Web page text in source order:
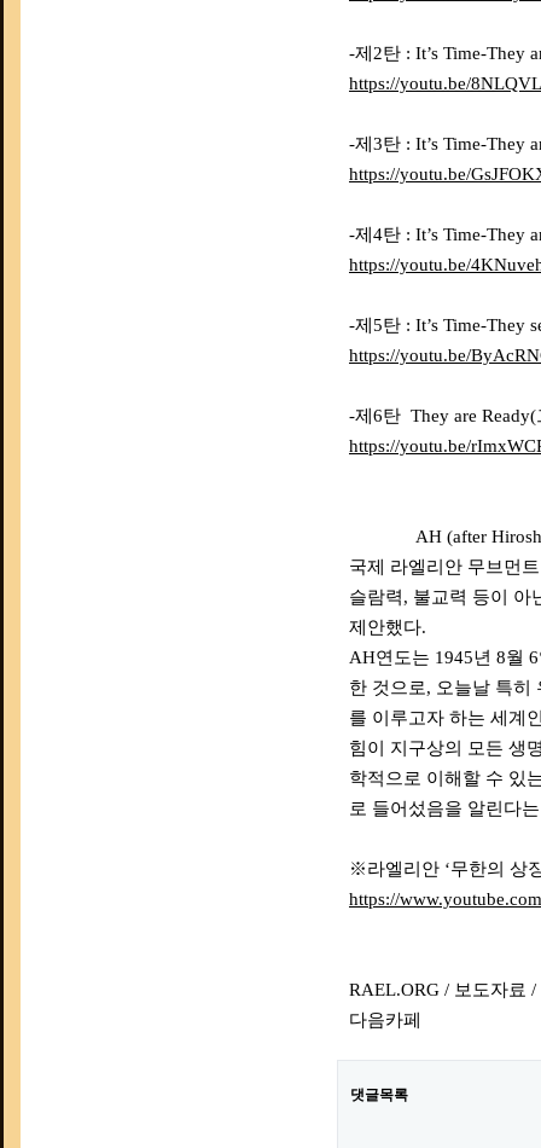
-제2탄 : It’s Time-They
https://youtu.be/
-제3탄 : It’s Time-They
https://youtu.be/
-제4탄 : It’s Time-They
https://youtu.be/
-제5탄 : It’s Time-They
https://youtu.be/
-제6탄 They are
https://youtu.be/
AH (after
국제 라엘리안 무브먼
슬람력, 불교력 등이 아
제안했다.
AH연도는 1945년 8월
한 것으로, 오늘날 특히
를 이루고자 하는 세계
힘이 지구상의 모든 생
학적으로 이해할 수 있
로 들어섰음을 알린다
※라엘리안 ‘무한의 상
https://
RAEL.ORG / 보도자료
다음카페
댓글목록